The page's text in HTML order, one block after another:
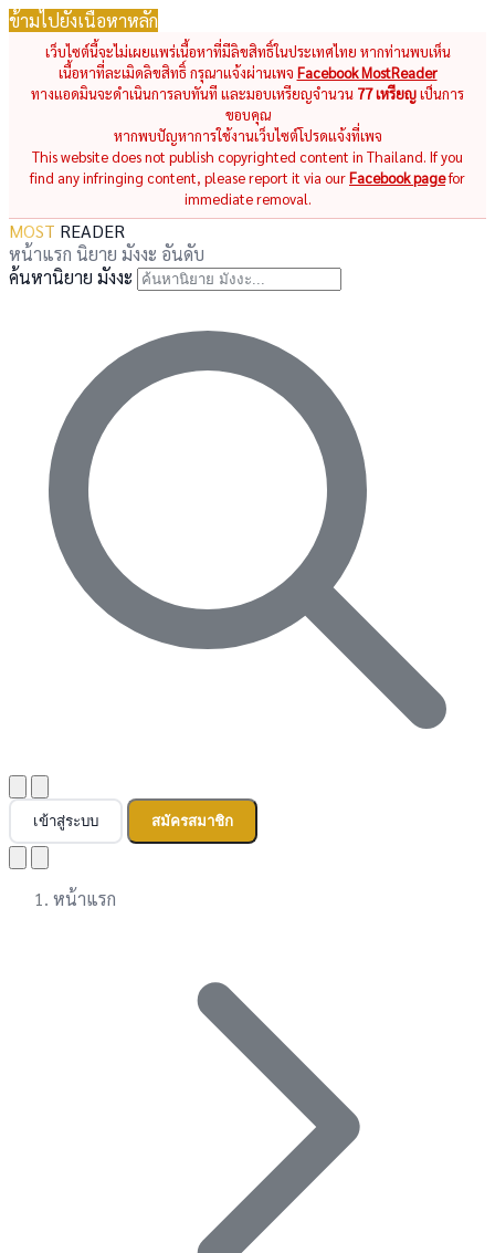
ข้ามไปยังเนื้อหาหลัก
เว็บไซต์นี้จะไม่เผยแพร่เนื้อหาที่มีลิขสิทธิ์ในประเทศไทย หากท่านพบเห็น
เนื้อหาที่ละเมิดลิขสิทธิ์ กรุณาแจ้งผ่านเพจ Facebook MostReader
ทางแอดมินจะดำเนินการลบทันที และมอบเหรียญจำนวน 77 เหรียญเป็นการ
ขอบคุณ
หากพบปัญหาการใช้งานเว็บไซต์โปรดแจ้งที่เพจ
This website does not publish copyrighted content in Thailand. If you
find any infringing content, please report it via ourFacebook pagefor
immediate removal.
MOST READER
หน้าแรก นิยาย มังงะ อันดับ
ค้นหานิยาย มังงะ
เข้าสู่ระบบ สมัครสมาชิก
หน้าแรก